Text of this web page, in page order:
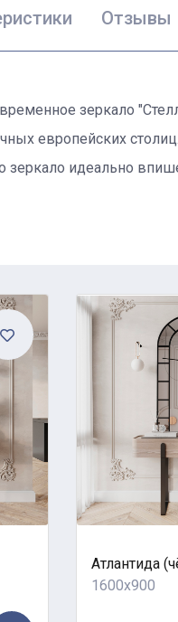
Отзывы
зеркало
европейских
зеркало идеально
Атлантида
1600x900